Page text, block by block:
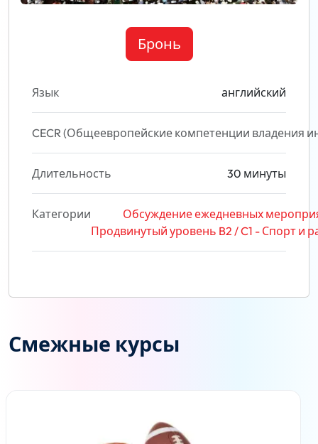
Бронь
Язык английский
CECR (Общеевропейские компетенции владения
Длительность 30 минуты
Категории
Обсуждение ежедневных
Продвинутый уровень B2 / C1 - Спорт и
Смежные курсы